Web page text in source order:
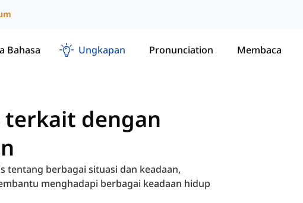
Bahasa Ungkapan Pronunciation Membaca
terkait dengan
tentang berbagai situasi dan keadaan,
menghadapi berbagai keadaan hidup